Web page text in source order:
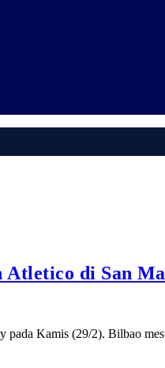
di San
pada Kamis (29/2). Bilbao